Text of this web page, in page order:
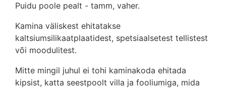
Puidu poole pealt - tamm, vaher.
Kamina väliskest ehitatakse
kaltsiumsilikaatplaatidest, spetsiaalsetest tellistest
või moodulitest.
Mitte mingil juhul ei tohi kaminakoda ehitada
kipsist, katta seestpoolt villa ja fooliumiga, mida